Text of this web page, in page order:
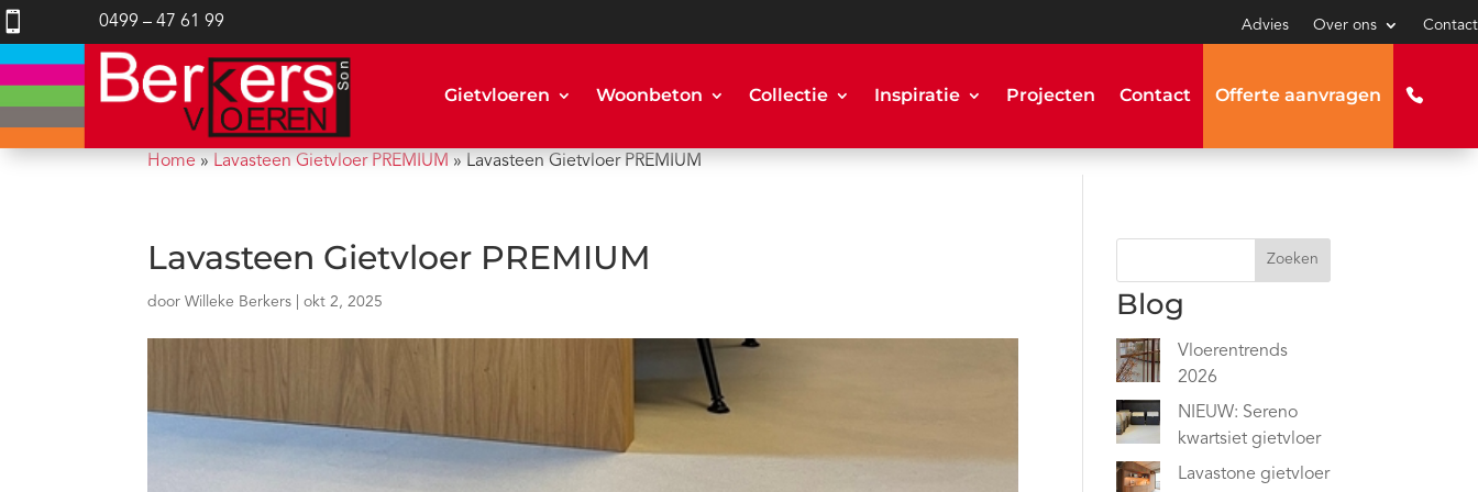
 0499 – 47 61 99 Advies Over ons Contact
Gietvloeren Woonbeton Collectie Inspiratie Projecten Contact Offerte aanvragen
Home » Lavasteen Gietvloer PREMIUM » Lavasteen Gietvloer PREMIUM
Lavasteen Gietvloer PREMIUM
doorWilleke Berkers |okt 2, 2025
Zoeken
Blog
Vloerentrends
2026
NIEUW: Sereno
kwartsiet gietvloer
Lavastone gietvloer